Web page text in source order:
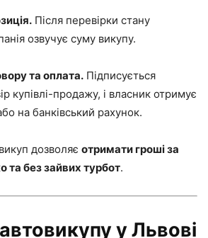
Після перевірки стану
озвучує суму викупу.
та оплата. Підписується
купівлі-продажу, і власник отримує
на банківський рахунок.
дозволяє отримати гроші за
та без зайвих турбот.
у Львові